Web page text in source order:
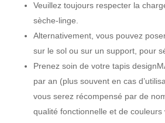
Veuillez toujours respecter la
sèche-linge.
Alternativement, vous pouvez
sur le sol ou sur un support, pour
Prenez soin de votre tapis
par an (plus souvent en cas
vous serez récompensé par de
qualité fonctionnelle et de couleurs